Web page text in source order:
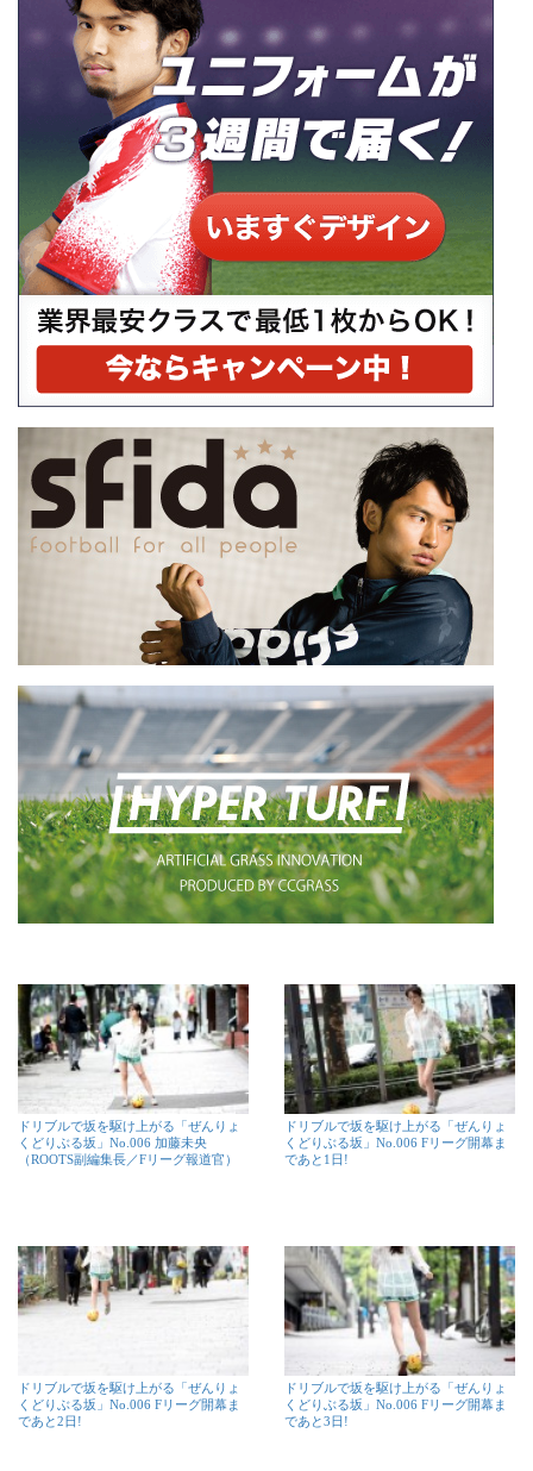
ドリブルで坂を駆け上がる「ぜんりょ
くどりぶる坂」No.006 加藤未央
（ROOTS副編集長／Fリーグ報道官）
ドリブルで坂を駆け上がる「ぜんりょ
くどりぶる坂」No.006 Fリーグ開幕ま
であと1日!
ドリブルで坂を駆け上がる「ぜんりょ
くどりぶる坂」No.006 Fリーグ開幕ま
であと2日!
ドリブルで坂を駆け上がる「ぜんりょ
くどりぶる坂」No.006 Fリーグ開幕ま
であと3日!